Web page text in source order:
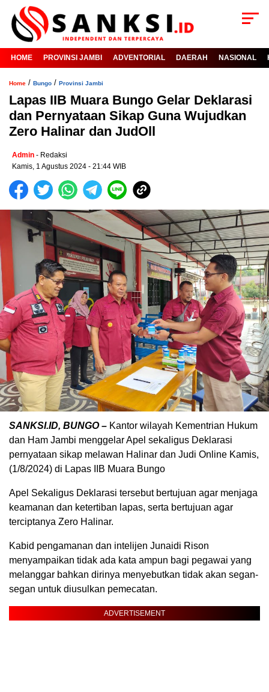
HOME PROVINSI JAMBI ADVENTORIAL DAERAH NASIONAL
Home / Bungo / Provinsi Jambi
Lapas IIB Muara Bungo Gelar Deklarasi
dan Pernyataan Sikap Guna Wujudkan
Zero Halinar dan JudOll
Admin - Redaksi
Kamis, 1 Agustus 2024 - 21:44 WIB
SANKSI.ID, BUNGO – Kantor wilayah Kementrian Hukum
dan Ham Jambi menggelar Apel sekaligus Deklarasi
pernyataan sikap melawan Halinar dan Judi Online Kamis,
(1/8/2024) di Lapas IIB Muara Bungo
Apel Sekaligus Deklarasi tersebut bertujuan agar menjaga
keamanan dan ketertiban lapas, serta bertujuan agar
terciptanya Zero Halinar.
Kabid pengamanan dan intelijen Junaidi Rison
menyampaikan tidak ada kata ampun bagi pegawai yang
melanggar bahkan dirinya menyebutkan tidak akan segan-
segan untuk diusulkan pemecatan.
ADVERTISEMENT